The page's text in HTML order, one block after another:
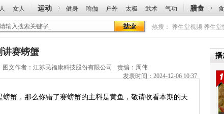
女人 运动 健身 瑜伽 户外 太极 武术 气功 膳食
热搜： 养生堂视频 养生堂
讲赛螃蟹
图文作者： 江苏民福康科技股份有限公司
责编：周伟
发表时间：2024-12-06 10:37
螃蟹，那么你错了赛螃蟹的主料是黄鱼，敬请收看本期的天
播